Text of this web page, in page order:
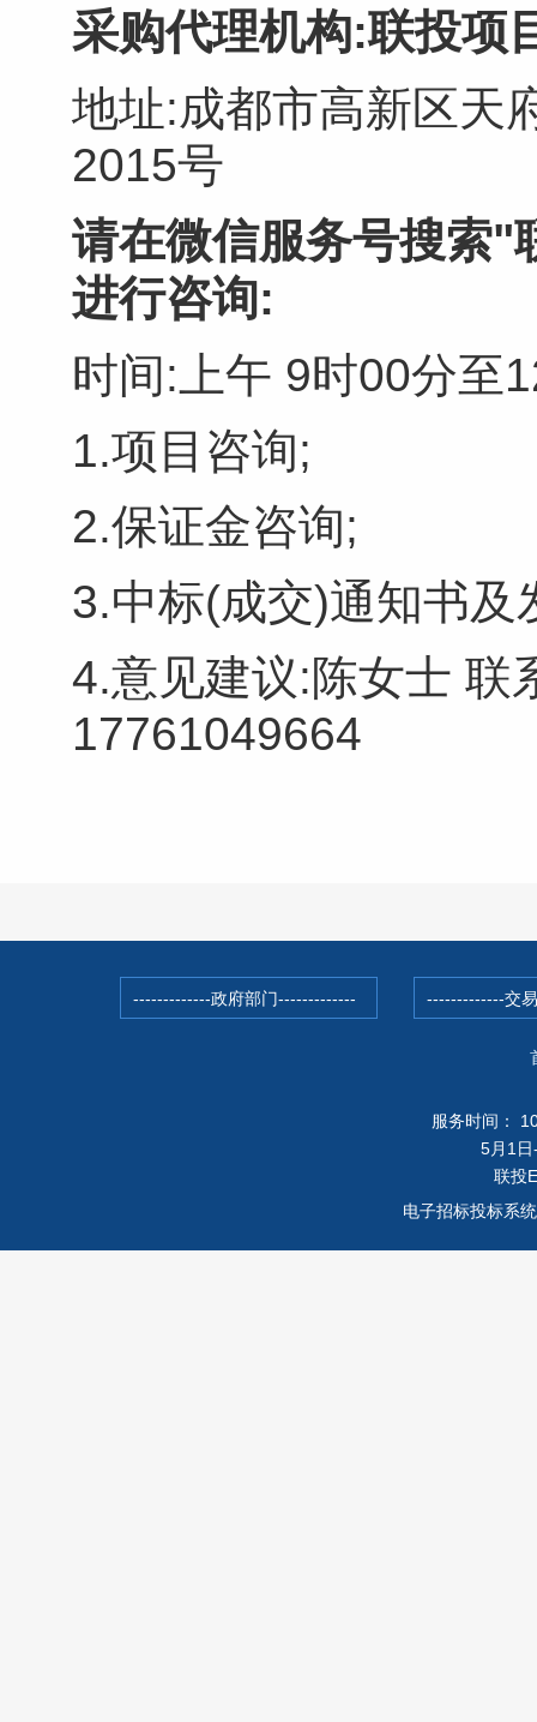
采购代理机构:联投项
地址:成都市高新区天
2015号
请在微信服务号搜索"
进行咨询:
时间:上午 9时00分至
1.项目咨询;
2.保证金咨询;
3.中标(成交)通知书及
4.意见建议:陈女士 联
17761049664
服务时间：
5月1
联投
电子招标投标系